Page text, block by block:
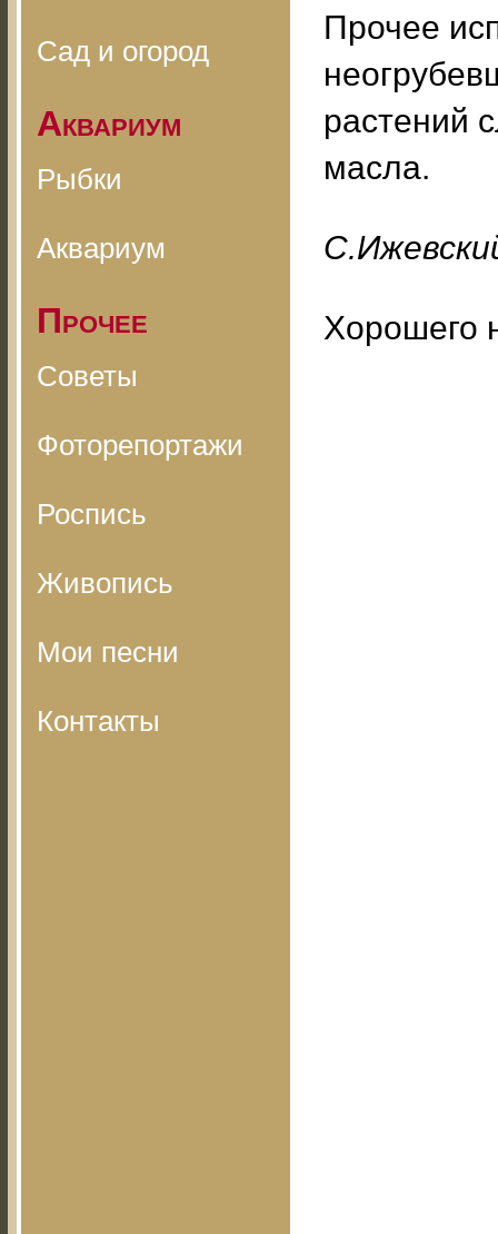
Сад и огород
Аквариум
Рыбки
Аквариум
Прочее
Советы
Фоторепортажи
Роспись
Живопись
Мои песни
Контакты
Прочее
растений
масла.
Хорошего